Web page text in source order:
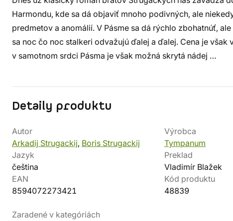
Harmondu, kde sa dá objaviť mnoho podivných, ale
predmetov a anomálií. V Pásme sa dá rýchlo zbohatnúť,
sa noc čo noc stalkeri odvažujú ďalej a ďalej. Cena je
v samotnom srdci Pásma je však možná skrytá nádej …
Detaily produktu
Autor
Arkadij Strugackij, Boris Strugackij
Výrobca
Tympanum
Jazyk
čeština
Preklad
Vladimír Blažek
EAN
8594072273421
Kód produktu
48839
Zaradené v kategóriách